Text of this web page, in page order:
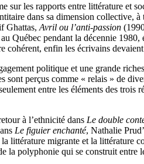
sur les rapports entre littérature et
dans sa dimension collective,
Ghattas, Avril ou l’anti-passion
Québec pendant la décennie
cohérent, enfin les écrivains
politique et une grande
sont perçus comme « relais » de
entre les éléments des
à l’ethnicité dans Le double
Le figuier enchanté, Nathalie
littérature migrante et la littérature
la polyphonie qui se construit entre